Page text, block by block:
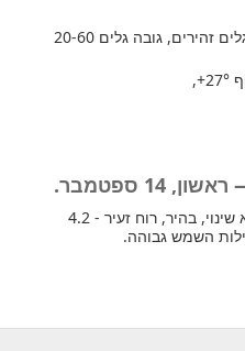
, גלים זהירים, גובה גלים 20-60
+27°
,
ספטמבר.
מחר ברוב חלקי הארץ טמפרטורה ללא שינוי, בהיר, רוח זעיר - 4.2
השמש גבוהה.